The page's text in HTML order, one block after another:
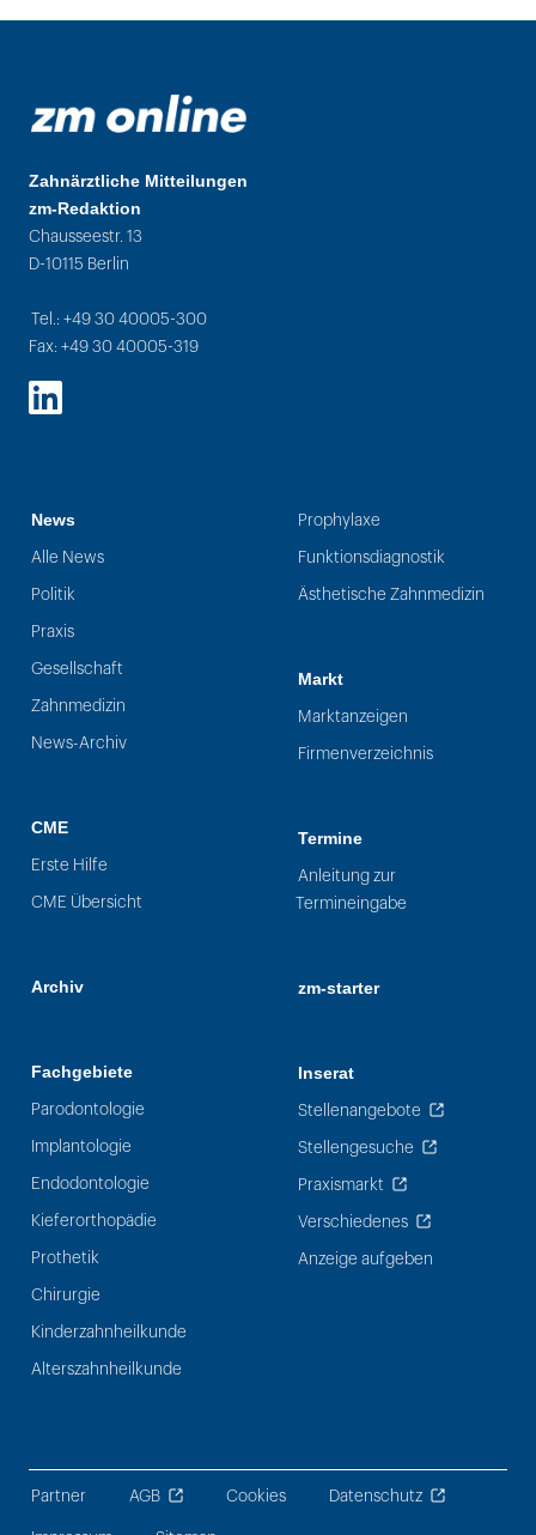
Zahnärztliche Mitteilungen
zm-Redaktion
Chausseestr. 13
D-10115 Berlin
Tel.: +49 30 40005-300
Fax: +49 30 40005-319
LinkedIn
News
Alle News
Politik
Praxis
Gesellschaft
Zahnmedizin
News-Archiv
CME
Erste Hilfe
CME Übersicht
Archiv
Fachgebiete
Parodontologie
Implantologie
Endodontologie
Kieferorthopädie
Prothetik
Chirurgie
Kinderzahnheilkunde
Alterszahnheilkunde
Prophylaxe
Funktionsdiagnostik
Ästhetische Zahnmedizin
Markt
Marktanzeigen
Firmenverzeichnis
Termine
Anleitung zur
Termineingabe
zm-starter
Inserat
Stellenangebote
Stellengesuche
Praxismarkt
Verschiedenes
Anzeige aufgeben
Partner AGB Cookies Datenschutz